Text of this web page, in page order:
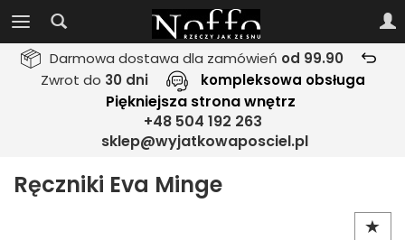
Darmowa dostawa dla zamówień od 99.90
Zwrot do 30 dni kompleksowa obsługa
Piękniejsza strona wnętrz
+48 504 192 263
sklep@wyjatkowaposciel.pl
Ręczniki Eva Minge